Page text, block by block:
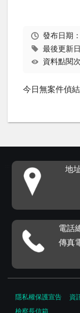
發布日期：
最後更新
資料點閱
今日無案件偵
地
電話
傳真
隱私權保護宣告 資
檢察長信箱